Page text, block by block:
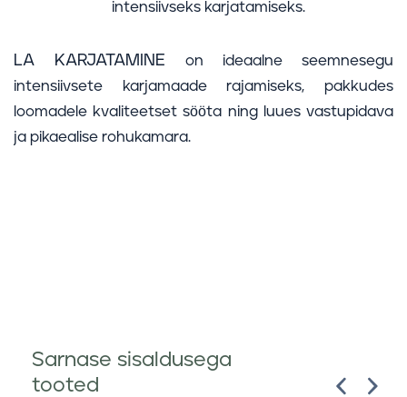
intensiivseks karjatamiseks.
LA KARJATAMINE on ideaalne seemnesegu
intensiivsete karjamaade rajamiseks, pakkudes
loomadele kvaliteetset sööta ning luues vastupidava
ja pikaealise rohukamara.
Sarnase sisaldusega
tooted